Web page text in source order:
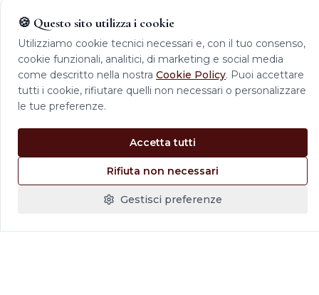
🍪 Questo sito utilizza i cookie
Utilizziamo cookie tecnici necessari e, con il tuo consenso,
cookie funzionali, analitici, di marketing e social media
come descritto nella nostra Cookie Policy. Puoi accettare
tutti i cookie, rifiutare quelli non necessari o personalizzare
le tue preferenze.
Accetta tutti
Rifiuta non necessari
Gestisci preferenze